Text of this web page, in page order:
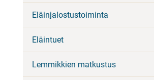
Eläinjalostustoiminta
Eläintuet
Lemmikkien matkustus